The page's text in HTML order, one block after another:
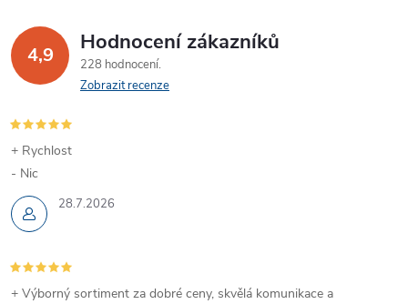
4,9 Hodnocení zákazníků
228 hodnocení
Zobrazit recenze
28.7.2026
+ Rychlost
- Nic
+ Výborný sortiment za dobré ceny, skvělá komunikace a